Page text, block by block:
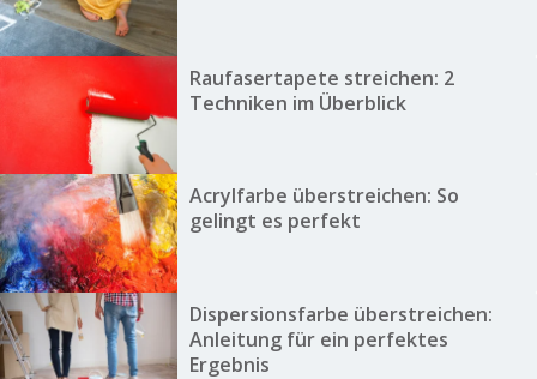
Raufasertapete streichen: 2
Techniken im Überblick
Acrylfarbe überstreichen: So
gelingt es perfekt
Dispersionsfarbe überstreichen:
Anleitung für ein perfektes
Ergebnis